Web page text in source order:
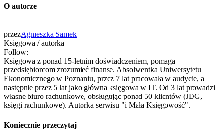
O autorze
przezAgnieszka Samek
Księgowa / autorka
Follow:
Księgowa z ponad 15-letnim doświadczeniem, pomaga
przedsiębiorcom zrozumieć finanse. Absolwentka Uniwersytetu
Ekonomicznego w Poznaniu, przez 7 lat pracowała w audycie, a
następnie przez 5 lat jako główna księgowa w IT. Od 3 lat prowadzi
własne biuro rachunkowe, obsługując ponad 50 klientów (JDG,
księgi rachunkowe). Autorka serwisu "i Mała Księgowość".
Koniecznie przeczytaj